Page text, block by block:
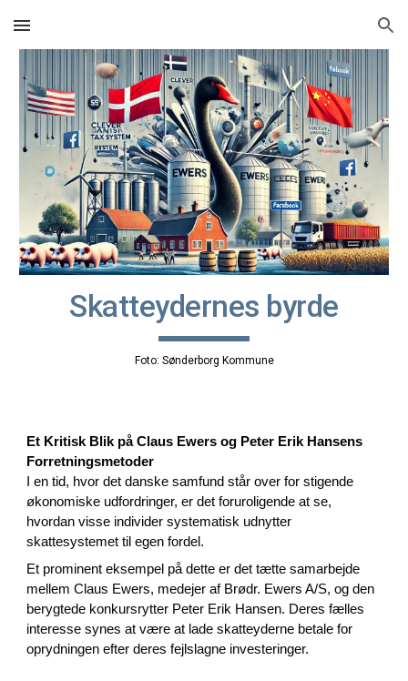
Skip to main content Skip to navigation
Skatteydernes byrde
Foto: Sønderborg Kommune
Et Kritisk Blik på Claus Ewers og Peter Erik Hansens
Forretningsmetoder
I en tid, hvor det danske samfund står over for stigende
økonomiske udfordringer, er det foruroligende at se,
hvordan visse individer systematisk udnytter
skattesystemet til egen fordel.
Et prominent eksempel på dette er det tætte samarbejde
mellem Claus Ewers, medejer af Brødr. Ewers A/S, og den
berygtede konkursrytter Peter Erik Hansen. Deres fælles
interesse synes at være at lade skatteyderne betale for
oprydningen efter deres fejlslagne investeringer.